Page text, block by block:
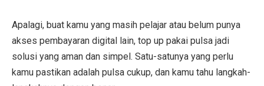
Apalagi, buat kamu yang masih pelajar atau belum punya
akses pembayaran digital lain, top up pakai pulsa jadi
solusi yang aman dan simpel. Satu-satunya yang perlu
kamu pastikan adalah pulsa cukup, dan kamu tahu langkah-